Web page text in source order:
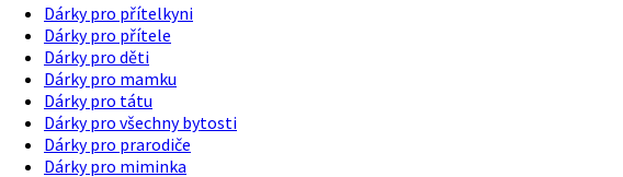
Dárky pro přítelkyni
Dárky pro přítele
Dárky pro děti
Dárky pro mamku
Dárky pro tátu
Dárky pro všechny bytosti
Dárky pro prarodiče
Dárky pro miminka